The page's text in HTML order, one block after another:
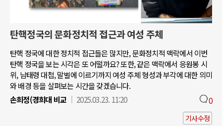
탄핵정국의 문화정치적 접근과 여성 주체
탄핵 정국에 대한 정치적 접근들은 많지만, 문화정치적 맥락에서 이번
탄핵 정국을 보는 시각은 또 어떨까요? 또한, 같은 맥락에서 응원봉 시
위, 남태령 대첩, 말벌에 이르기까지 여성 주체 형성과 부각에 대한 의미
와 배경 등을 살펴보는 시간을 갖겠습니다.
손희정(경희대 비교
2025.03.23. 11:20 0
기사수정